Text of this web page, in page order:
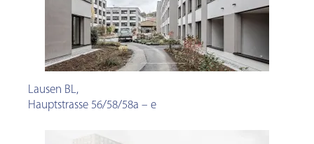
Lausen BL,
Hauptstrasse 56/58/58a – e